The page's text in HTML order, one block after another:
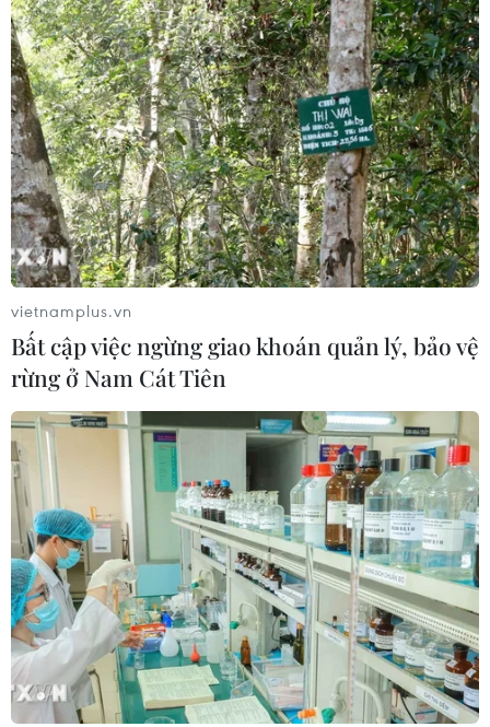
vietnamplus.vn
Bất cập việc ngừng giao khoán quản lý, bảo vệ
rừng ở Nam Cát Tiên